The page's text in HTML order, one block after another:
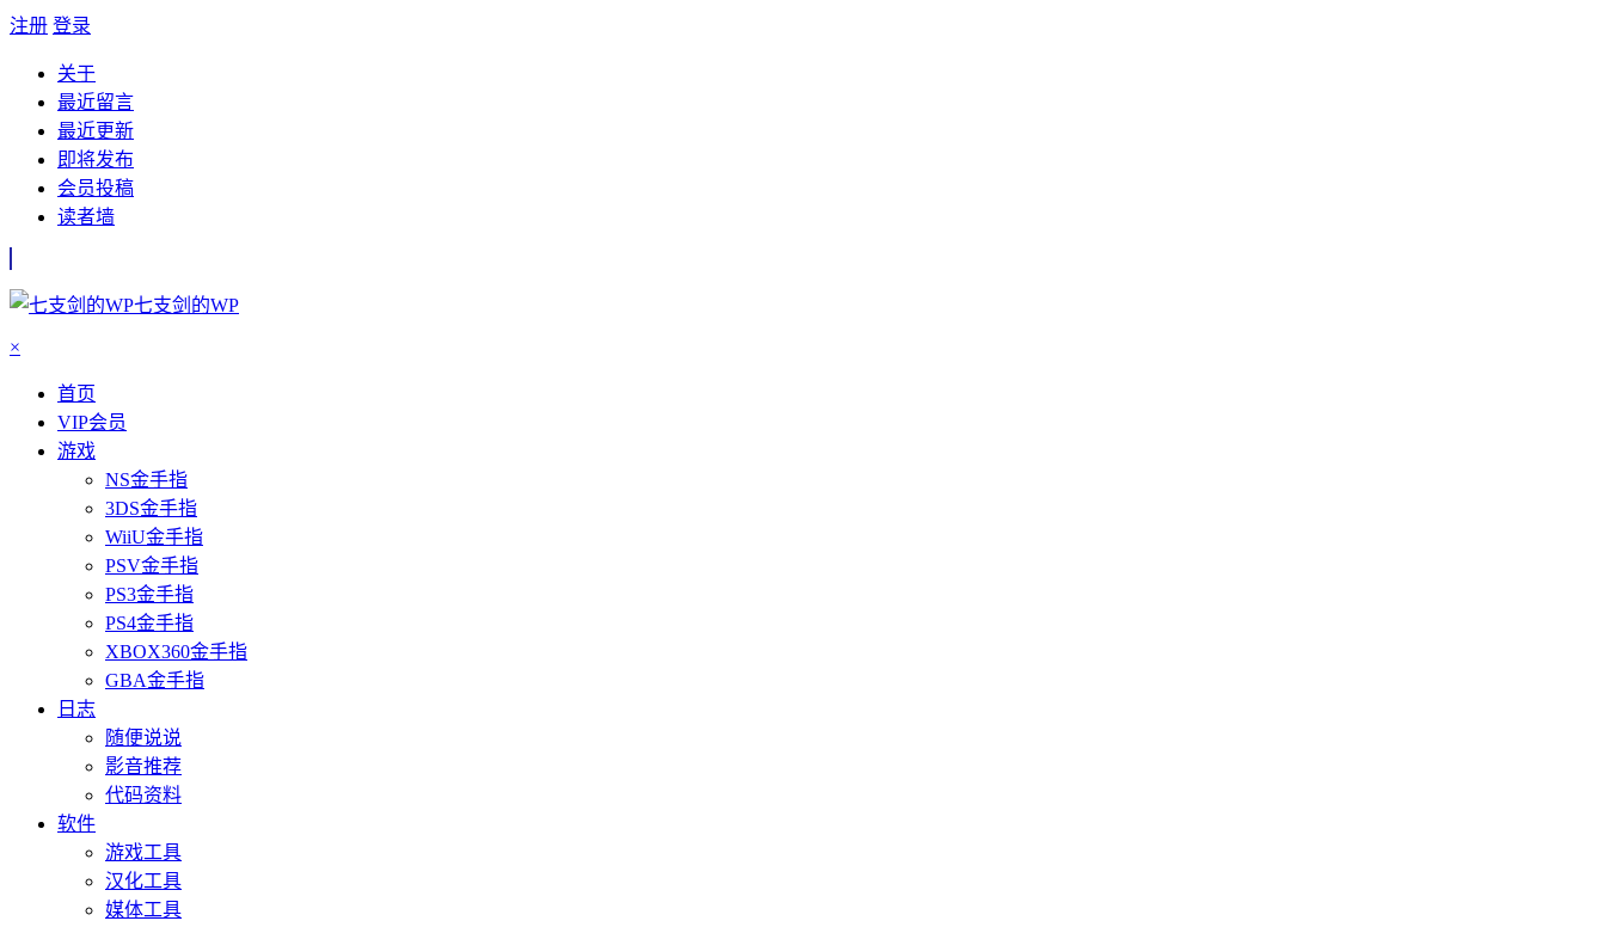
注册 登录
关于
最近留言
最近更新
即将发布
会员投稿
读者墙
七支剑的WP
×
首页
VIP会员
游戏
NS金手指
3DS金手指
WiiU金手指
PSV金手指
PS3金手指
PS4金手指
XBOX360金手指
GBA金手指
日志
随便说说
影音推荐
代码资料
软件
游戏工具
汉化工具
媒体工具